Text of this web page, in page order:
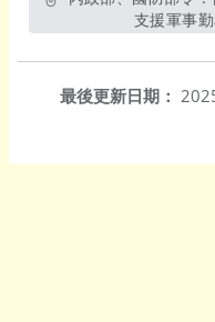
支援軍事
最後更新日期：